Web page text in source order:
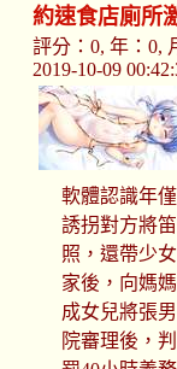
約速食店廁所
評分：0, 年：0,
2019-10-09
軟體認識年
誘拐對方將
照，還帶少
家後，向媽
成女兒將張
院審理後，